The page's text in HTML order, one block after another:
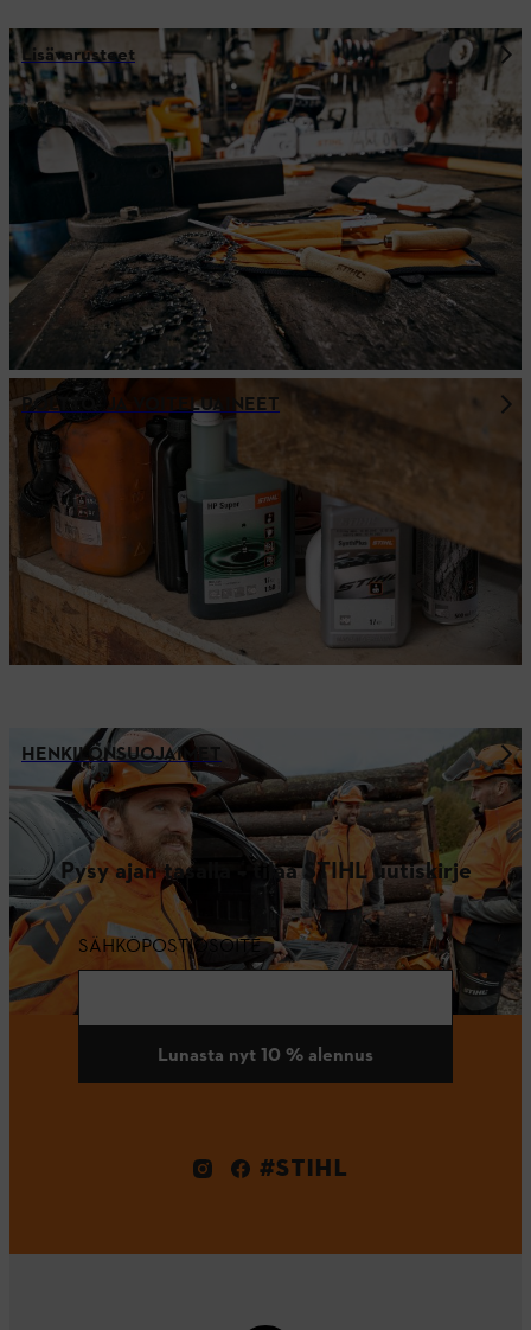
Lisävarusteet
POLTTO- JA VOITELUAINEET
HENKILÖNSUOJAIMET
Pysy ajan tasalla – tilaa STIHL uutiskirje
SÄHKÖPOSTIOSOITE
Lunasta nyt 10 % alennus
#STIHL